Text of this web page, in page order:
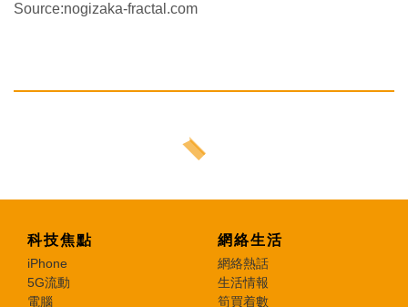
Source:nogizaka-fractal.com
科技焦點
iPhone
5G流動
電腦
網絡生活
網絡熱話
生活情報
筍買着數